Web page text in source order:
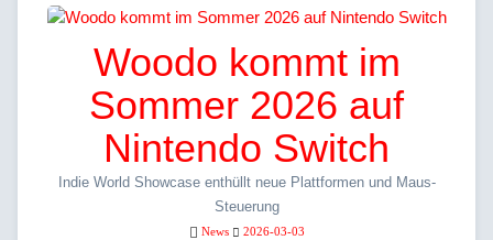
Woodo kommt im
Sommer 2026 auf
Nintendo Switch
Indie World Showcase enthüllt neue Plattformen und Maus-
Steuerung
News 2026-03-03